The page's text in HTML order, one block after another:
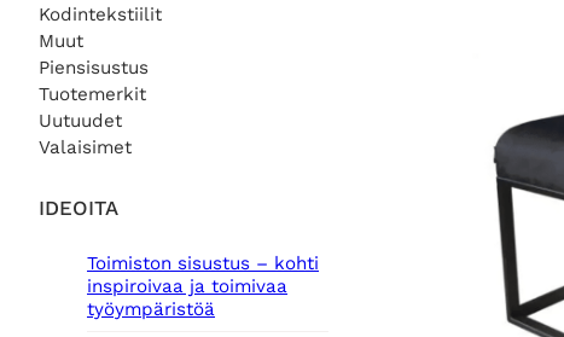
Kodintekstiilit
Muut
Piensisustus
Tuotemerkit
Uutuudet
Valaisimet
IDEOITA
Toimiston sisustus – kohti
inspiroivaa ja toimivaa
työympäristöä